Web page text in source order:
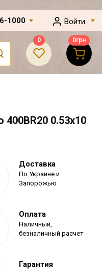
1000 Войти
0 0грн
0.53х10
Доставка
По Украине и
Запорожью
Оплата
Наличный,
безналичный расчет
Гарантия